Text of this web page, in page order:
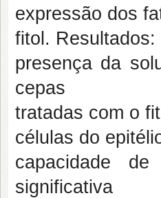
expressão dos
fitol.
presença da
cepas
tratadas com o
células do
capacidade
significativa